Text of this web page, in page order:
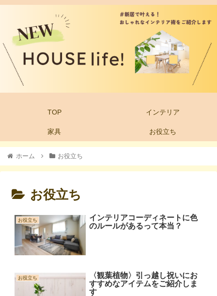
TOP インテリア
家具 お役立ち
ホーム お役立ち
お役立ち
お役立ち
インテリアコーディネートに色
のルールがあるって本当？
お役立ち
〈観葉植物〉引っ越し祝いにお
すすめなアイテムをご紹介しま
す